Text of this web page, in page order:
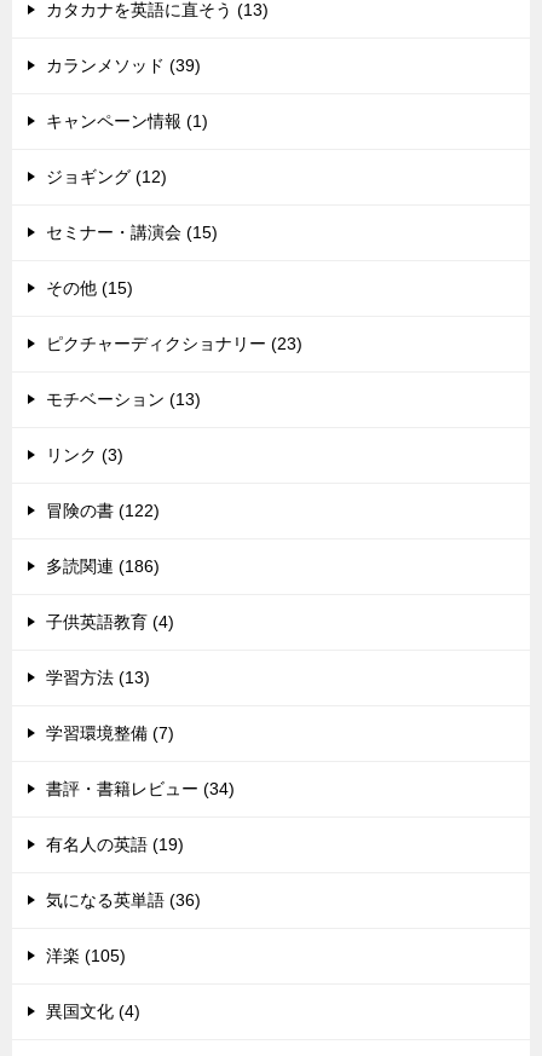
カタカナを英語に直そう (13)
カランメソッド (39)
キャンペーン情報 (1)
ジョギング (12)
セミナー・講演会 (15)
その他 (15)
ピクチャーディクショナリー (23)
モチベーション (13)
リンク (3)
冒険の書 (122)
多読関連 (186)
子供英語教育 (4)
学習方法 (13)
学習環境整備 (7)
書評・書籍レビュー (34)
有名人の英語 (19)
気になる英単語 (36)
洋楽 (105)
異国文化 (4)